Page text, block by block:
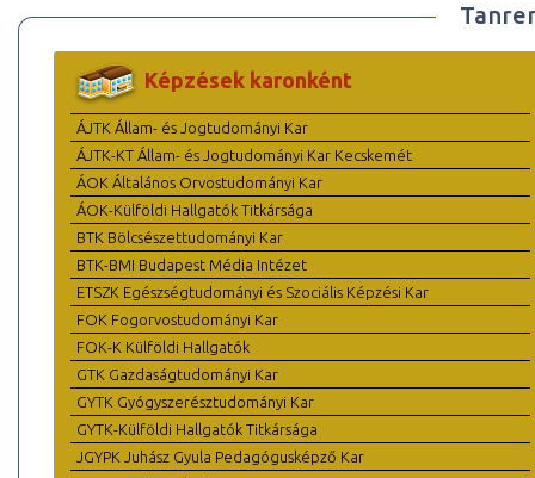
Képzések karonként
ÁJTK Állam- és Jogtudományi Kar
ÁJTK-KT Állam- és Jogtudományi Kar Kecskemét
ÁOK Általános Orvostudományi Kar
ÁOK-Külföldi Hallgatók Titkársága
BTK Bölcsészettudományi Kar
BTK-BMI Budapest Média Intézet
ETSZK Egészségtudományi és Szociális Képzési Kar
FOK Fogorvostudományi Kar
FOK-K Külföldi Hallgatók
GTK Gazdaságtudományi Kar
GYTK Gyógyszerésztudományi Kar
GYTK-Külföldi Hallgatók Titkársága
JGYPK Juhász Gyula Pedagógusképző Kar